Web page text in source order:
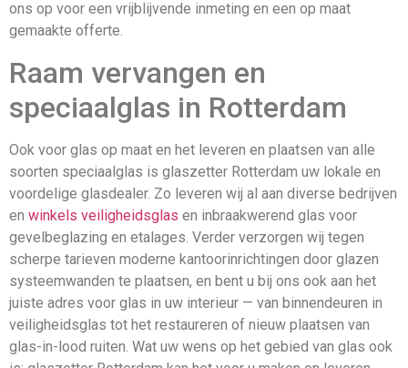
ons op voor een vrijblijvende inmeting en een op maat
gemaakte offerte.
Raam vervangen en
speciaalglas in Rotterdam
Ook voor glas op maat en het leveren en plaatsen van alle
soorten speciaalglas is glaszetter Rotterdam uw lokale en
voordelige glasdealer. Zo leveren wij al aan diverse bedrijven
en winkels veiligheidsglas en inbraakwerend glas voor
gevelbeglazing en etalages. Verder verzorgen wij tegen
scherpe tarieven moderne kantoorinrichtingen door glazen
systeemwanden te plaatsen, en bent u bij ons ook aan het
juiste adres voor glas in uw interieur — van binnendeuren in
veiligheidsglas tot het restaureren of nieuw plaatsen van
glas-in-lood ruiten. Wat uw wens op het gebied van glas ook